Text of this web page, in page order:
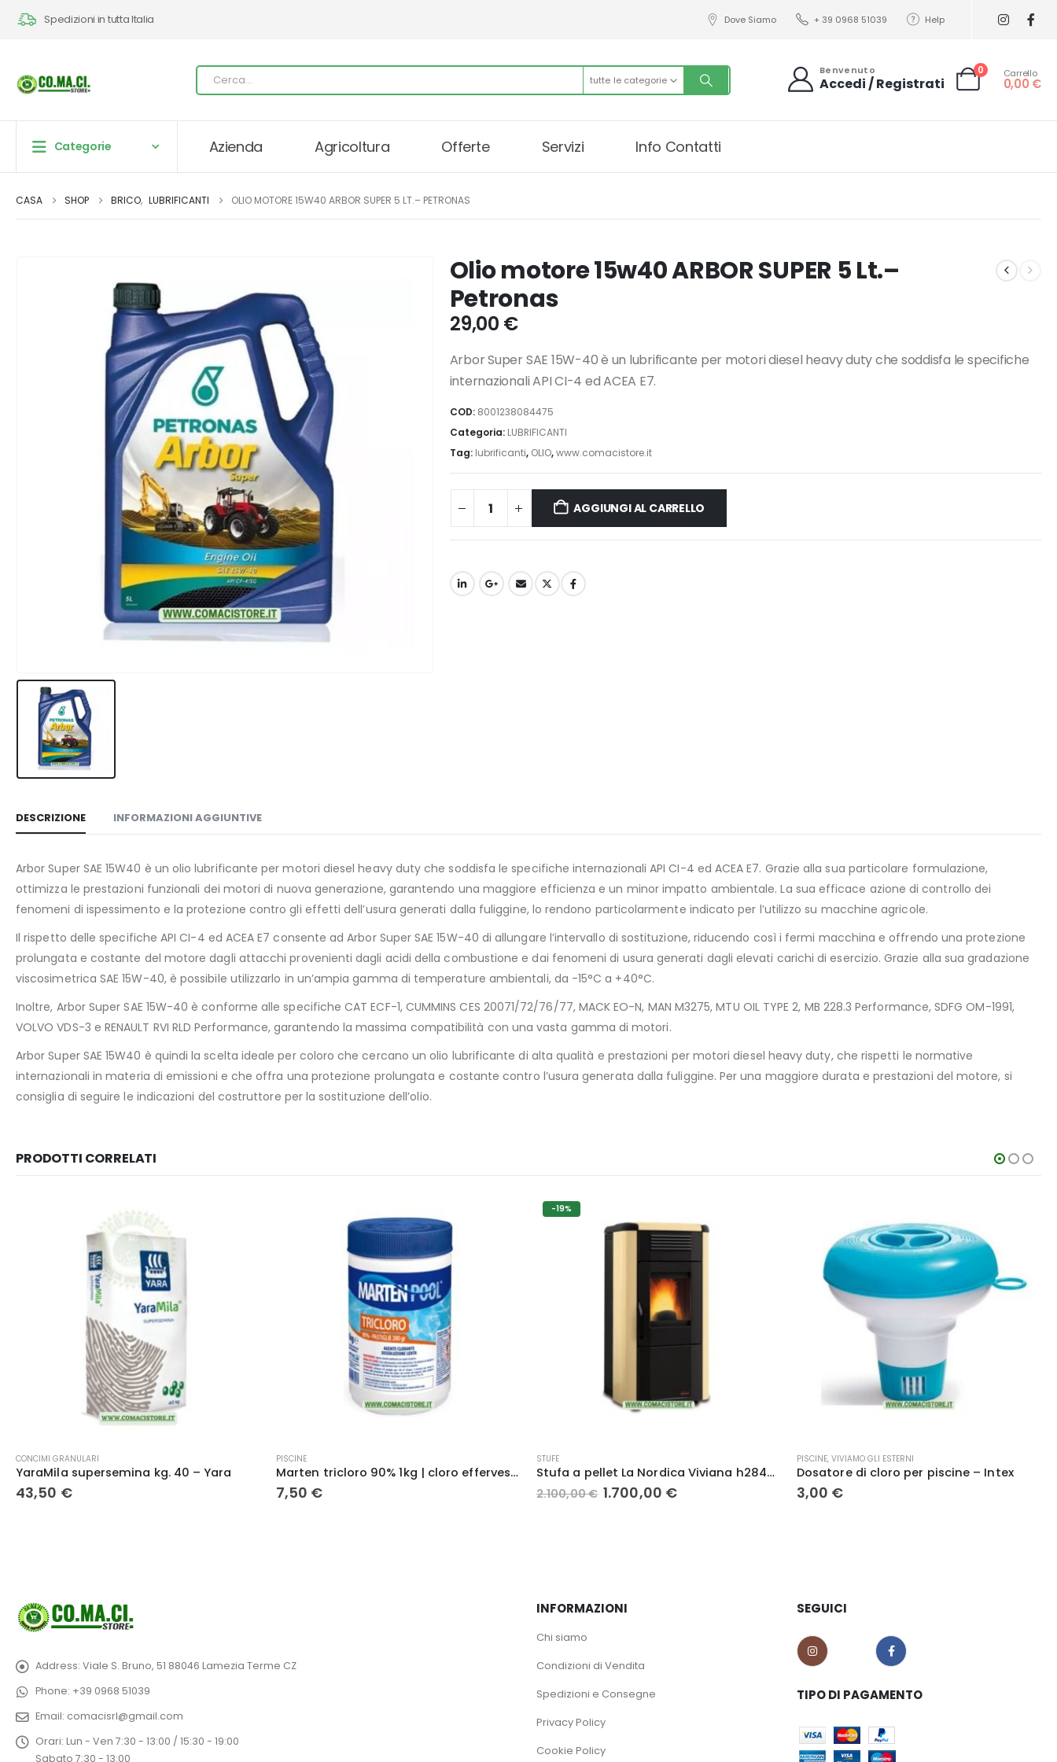
Spedizioni in tutta Italia Dove Siamo + 39 0968 51039 Help
tutte le categorie
Benvenuto
Accedi / Registrati
0 Carrello
0,00 €
Categorie Azienda Agricoltura Offerte Servizi Info Contatti
CASA SHOP BRICO, LUBRIFICANTI OLIO MOTORE 15W40 ARBOR SUPER 5 LT.– PETRONAS
Olio motore 15w40 ARBOR SUPER 5 Lt.–
Petronas
29,00 €
Arbor Super SAE 15W-40 è un lubrificante per motori diesel heavy duty che soddisfa le specifiche
internazionali API CI-4 ed ACEA E7.
COD: 8001238084475
Categoria: LUBRIFICANTI
Tag: lubrificanti, OLIO,www.comacistore.it
AGGIUNGI AL CARRELLO
DESCRIZIONE INFORMAZIONI AGGIUNTIVE
Arbor Super SAE 15W40 è un olio lubrificante per motori diesel heavy duty che soddisfa le specifiche internazionali API CI-4 ed ACEA E7. Grazie alla sua particolare formulazione,
ottimizza le prestazioni funzionali dei motori di nuova generazione, garantendo una maggiore efficienza e un minor impatto ambientale. La sua efficace azione di controllo dei
fenomeni di ispessimento e la protezione contro gli effetti dell’usura generati dalla fuliggine, lo rendono particolarmente indicato per l’utilizzo su macchine agricole.
Il rispetto delle specifiche API CI-4 ed ACEA E7 consente ad Arbor Super SAE 15W-40 di allungare l’intervallo di sostituzione, riducendo così i fermi macchina e offrendo una protezione
prolungata e costante del motore dagli attacchi provenienti dagli acidi della combustione e dai fenomeni di usura generati dagli elevati carichi di esercizio. Grazie alla sua gradazione
viscosimetrica SAE 15W-40, è possibile utilizzarlo in un’ampia gamma di temperature ambientali, da -15°C a +40°C.
Inoltre, Arbor Super SAE 15W-40 è conforme alle specifiche CAT ECF-1, CUMMINS CES 20071/72/76/77, MACK EO-N, MAN M3275, MTU OIL TYPE 2, MB 228.3 Performance, SDFG OM-1991,
VOLVO VDS-3 e RENAULT RVI RLD Performance, garantendo la massima compatibilità con una vasta gamma di motori.
Arbor Super SAE 15W40 è quindi la scelta ideale per coloro che cercano un olio lubrificante di alta qualità e prestazioni per motori diesel heavy duty, che rispetti le normative
internazionali in materia di emissioni e che offra una protezione prolungata e costante contro l’usura generata dalla fuliggine. Per una maggiore durata e prestazioni del motore, si
consiglia di seguire le indicazioni del costruttore per la sostituzione dell’olio.
PRODOTTI CORRELATI
PISCINE
7,50€
STUFE
Stufa a pellet La Nordica Viviana h28404
2.100,00
PISCINE
Dosatore di cloro per piscine – Intex
3,00€
TERRICCI
8,00
Address: Viale S. Bruno, 51 88046 Lamezia Terme CZ
Phone: +39 0968 51039
Email: comacisrl@gmail.com
Orari: Lun - Ven 7:30 - 13:00 / 15:30 - 19:00
Sabato 7:30 - 13:00
INFORMAZIONI
Chi siamo
Condizioni di Vendita
Spedizioni e Consegne
Privacy Policy
Cookie Policy
SEGUICI
TIPO DI PAGAMENTO